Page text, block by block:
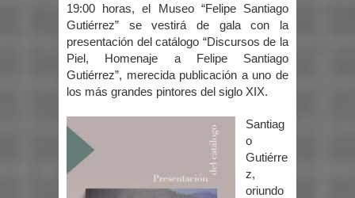
19:00 horas, el Museo “Felipe Santiago
Gutiérrez” se vestirá de gala con la
presentación del catálogo “Discursos de la
Piel, Homenaje a Felipe Santiago
Gutiérrez”, merecida publicación a uno de
los más grandes pintores del siglo XIX.
Santiag
o
Gutiérre
z,
oriundo